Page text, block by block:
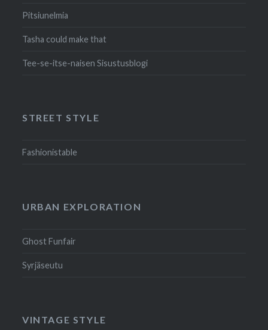
Pitsiunelmia
Tasha could make that
Tee-se-itse-naisen Sisustusblogi
STREET STYLE
Fashionistable
URBAN EXPLORATION
Ghost Funfair
Syrjäseutu
VINTAGE STYLE